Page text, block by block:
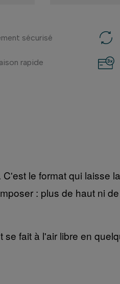
sécurisé
rapide
le format qui laisse
: plus de haut ni
fait à l'air libre en